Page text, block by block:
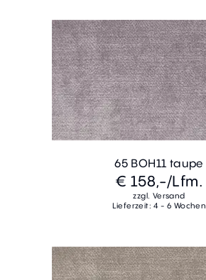
65 BOH11 taupe
€ 158,-/Lfm.
zzgl. Versand
Lieferzeit: 4 - 6 Wochen